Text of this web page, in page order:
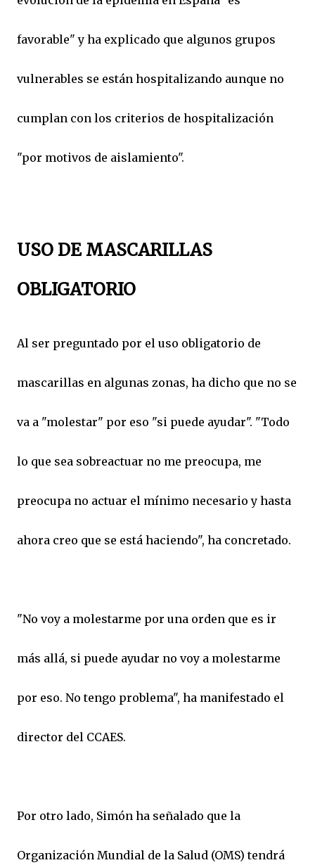
favorable" y ha explicado que algunos grupos
vulnerables se están hospitalizando aunque no
cumplan con los criterios de hospitalización
"por motivos de aislamiento".
USO DE MASCARILLAS
OBLIGATORIO
Al ser preguntado por el uso obligatorio de
mascarillas en algunas zonas, ha dicho que no se
va a "molestar" por eso "si puede ayudar". "Todo
lo que sea sobreactuar no me preocupa, me
preocupa no actuar el mínimo necesario y hasta
ahora creo que se está haciendo", ha concretado.
"No voy a molestarme por una orden que es ir
más allá, si puede ayudar no voy a molestarme
por eso. No tengo problema", ha manifestado el
director del CCAES.
Por otro lado, Simón ha señalado que la
Organización Mundial de la Salud (OMS) tendrá